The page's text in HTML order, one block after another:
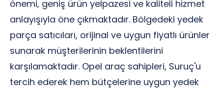
önemi, geniş ürün yelpazesi ve kaliteli hizmet
anlayışıyla öne çıkmaktadır. Bölgedeki yedek
parça satıcıları, orijinal ve uygun fiyatlı ürünler
sunarak müşterilerinin beklentilerini
karşılamaktadır. Opel araç sahipleri, Suruç'u
tercih ederek hem bütçelerine uygun yedek